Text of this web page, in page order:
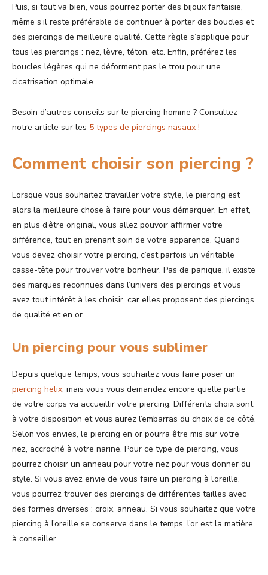
Puis, si tout va bien, vous pourrez porter des bijoux fantaisie,
même s’il reste préférable de continuer à porter des boucles et
des piercings de meilleure qualité. Cette règle s’applique pour
tous les piercings : nez, lèvre, téton, etc. Enfin, préférez les
boucles légères qui ne déforment pas le trou pour une
cicatrisation optimale.
Besoin d’autres conseils sur le piercing homme ? Consultez
notre article sur les 5 types de piercings nasaux !
Comment choisir son piercing ?
Lorsque vous souhaitez travailler votre style, le piercing est
alors la meilleure chose à faire pour vous démarquer. En effet,
en plus d’être original, vous allez pouvoir affirmer votre
différence, tout en prenant soin de votre apparence. Quand
vous devez choisir votre piercing, c’est parfois un véritable
casse-tête pour trouver votre bonheur. Pas de panique, il existe
des marques reconnues dans l’univers des piercings et vous
avez tout intérêt à les choisir, car elles proposent des piercings
de qualité et en or.
Un piercing pour vous sublimer
Depuis quelque temps, vous souhaitez vous faire poser un
piercing helix, mais vous vous demandez encore quelle partie
de votre corps va accueillir votre piercing. Différents choix sont
à votre disposition et vous aurez l’embarras du choix de ce côté.
Selon vos envies, le piercing en or pourra être mis sur votre
nez, accroché à votre narine. Pour ce type de piercing, vous
pourrez choisir un anneau pour votre nez pour vous donner du
style. Si vous avez envie de vous faire un piercing à l’oreille,
vous pourrez trouver des piercings de différentes tailles avec
des formes diverses : croix, anneau. Si vous souhaitez que votre
piercing à l’oreille se conserve dans le temps, l’or est la matière
à conseiller.